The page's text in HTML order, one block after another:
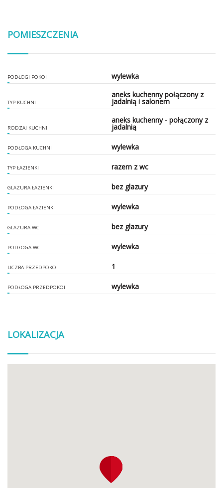
POMIESZCZENIA
PODŁOGI POKOI wylewka
TYP KUCHNI
aneks kuchenny połączony z
jadalnią i salonem
RODZAJ KUCHNI
aneks kuchenny - połączony z
jadalnią
PODŁOGA KUCHNI wylewka
TYP ŁAZIENKI razem z wc
GLAZURA ŁAZIENKI bez glazury
PODŁOGA ŁAZIENKI wylewka
GLAZURA WC bez glazury
PODŁOGA WC wylewka
LICZBA PRZEDPOKOI 1
PODŁOGA PRZEDPOKOI wylewka
LOKALIZACJA